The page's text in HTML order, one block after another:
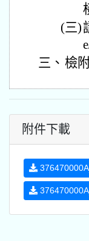
(三)
三、 檢
附件下載